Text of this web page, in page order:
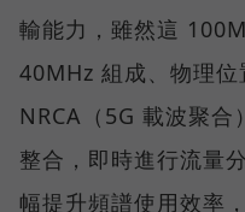
輸能力，雖然這
40MHz 組成、物理
NRCA（5G 載波聚
整合，即時進行流量
幅提升頻譜使用效率